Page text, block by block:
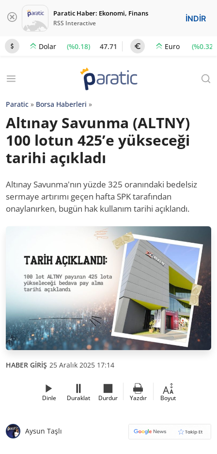
Paratic Haber: Ekonomi, Finans
RSS Interactive İNDİR
Dolar (%0.18) 47.71 Euro (%0.32)
Paratic » Borsa Haberleri »
Altınay Savunma (ALTNY)
100 lotun 425’e yükseceği
tarihi açıkladı
Altınay Savunma'nın yüzde 325 oranındaki bedelsiz
sermaye artırımı geçen hafta SPK tarafından
onaylanırken, bugün hak kullanım tarihi açıklandı.
HABER GİRİŞ 25 Aralık 2025 17:14
Dinle Duraklat Durdur Yazdır Boyut
Aysun Taşlı